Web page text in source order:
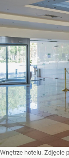
Wnętrze hotelu. Zdjęcie